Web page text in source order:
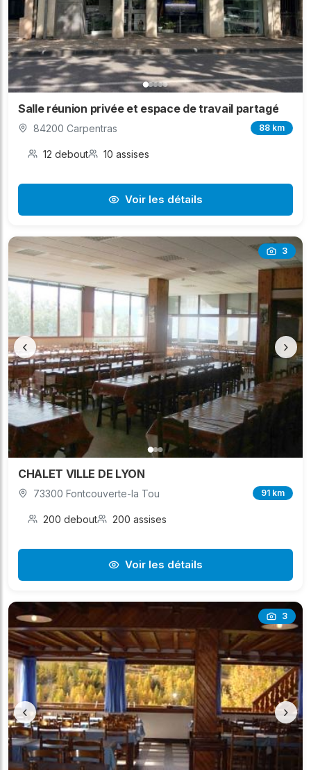
Salle réunion privée et espace de travail partagé
84200 Carpentras 88 km
12 debout 10 assises
Voir les détails
3
‹ ›
CHALET VILLE DE LYON
73300 Fontcouverte-la Tou 91 km
200 debout 200 assises
Voir les détails
3
‹ ›